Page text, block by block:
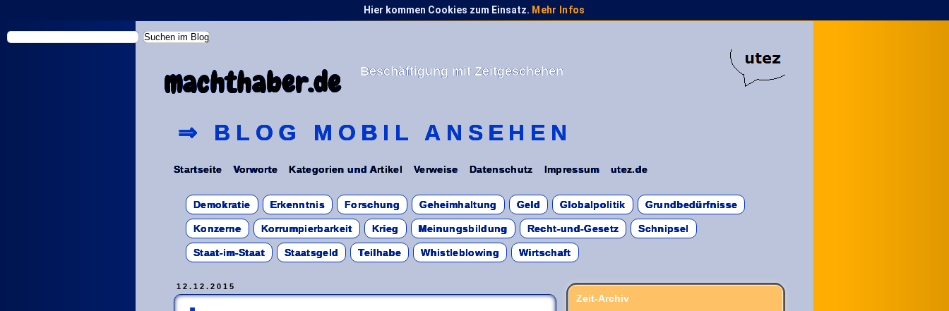
Hier kommen Cookies zum Einsatz. Mehr Infos
machthaber.de Beschäftigung mit Zeitgeschehen
⇒ BLOG MOBIL ANSEHEN
Startseite Vorworte Kategorien und Artikel Verweise Datenschutz Impressum utez.de
Demokratie Erkenntnis Forschung Geheimhaltung Geld Globalpolitik Grundbedürfnisse
Konzerne Korrumpierbarkeit Krieg Meinungsbildung Recht-und-Gesetz Schnipsel
Staat-im-Staat Staatsgeld Teilhabe Whistleblowing Wirtschaft
12.12.2015
Zeit-Archiv